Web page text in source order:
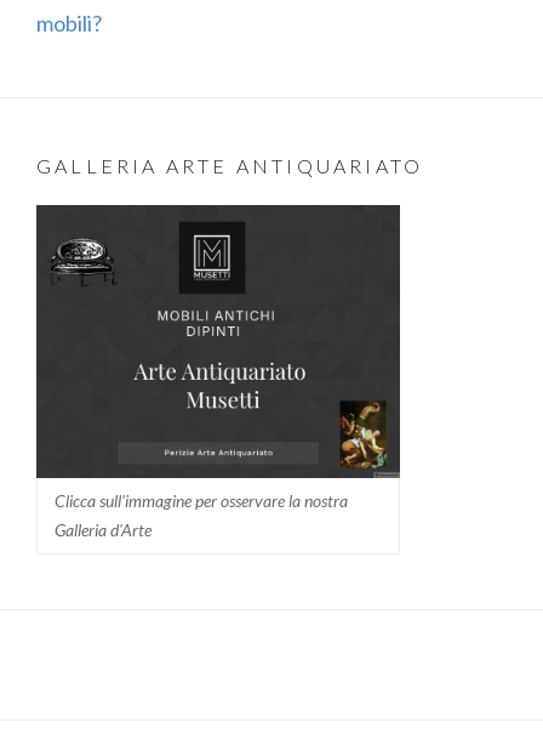
mobili?
GALLERIA ARTE ANTIQUARIATO
Clicca sull'immagine per osservare la nostra
Galleria d'Arte